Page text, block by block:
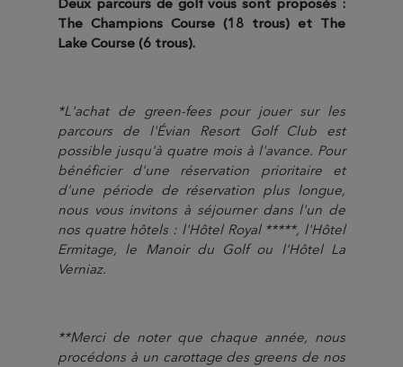
The Champions Course (18 trous) et The
Lake Course (6 trous).
*L'achat de green-fees pour jouer sur les
parcours de l'Évian Resort Golf Club est
possible jusqu'à quatre mois à l'avance. Pour
bénéficier d'une réservation prioritaire et
d'une période de réservation plus longue,
nous vous invitons à séjourner dans l'un de
nos quatre hôtels : l'Hôtel Royal *****, l'Hôtel
Ermitage, le Manoir du Golf ou l'Hôtel La
Verniaz.
**Merci de noter que chaque année, nous
procédons à un carottage des greens de nos